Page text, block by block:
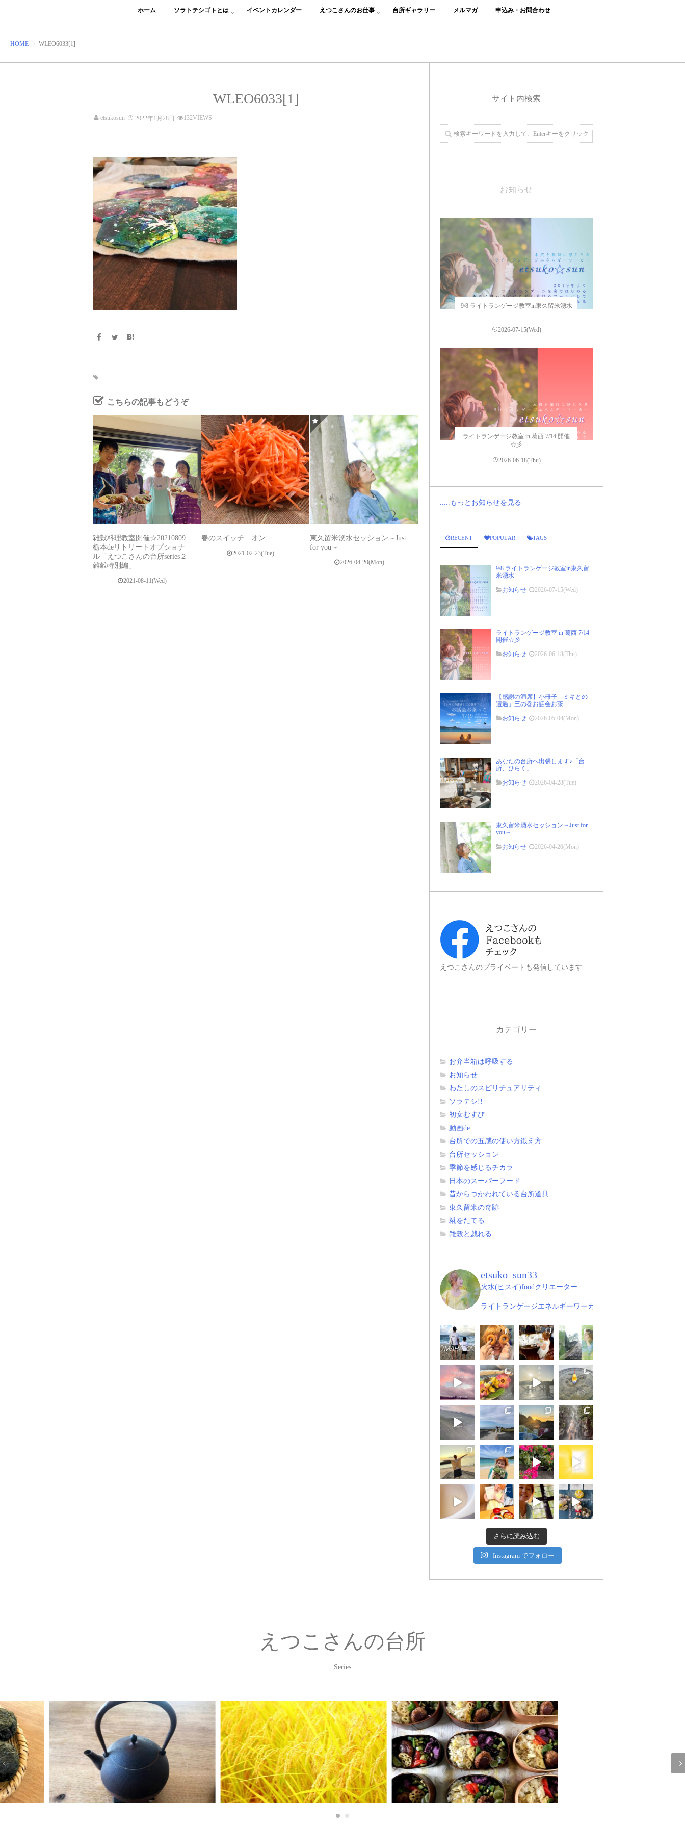
ホーム ソラトテシゴトとは イベントカレンダー えつこさんのお仕事 台所ギャラリー メルマガ 申込み・お問合わせ
HOME WLEO6033[1]
WLEO6033[1]
etsukosun 2022年1月28日 132VIEWS
こちらの記事もどうぞ
雑穀料理教室開催☆20210809
栃本deリトリートオプショナ
ル「えつこさんの台所series２
雑穀特別編」
2021-08-11(Wed)
春のスイッチ オン
2021-02-23(Tue)
東久留米湧水セッション～Just
for you～
2026-04-20(Mon)
サイト内検索
お知らせ
9/8 ライトランゲージ教室in東久留米湧水
2026-07-15(Wed)
ライトランゲージ教室 in 葛西 7/14 開催
☆彡
2026-06-18(Thu)
.....もっとお知らせを見る
RECENT POPULAR TAGS
9/8 ライトランゲージ教室in東久留
米湧水
お知らせ
2026-07-15(Wed)
ライトランゲージ教室 in 葛西 7/14
開催☆彡
お知らせ
2026-06-18(Thu)
【感謝の満席】小冊子「ミキとの
遭遇」三の巻お話会お茶...
お知らせ
2026-05-04(Mon)
あなたの台所へ出張します♪「台
所、ひらく」
お知らせ
2026-04-28(Tue)
東久留米湧水セッション～Just for
you～
お知らせ
2026-04-20(Mon)
えつこさんのプライベートも発信しています
カテゴリー
お弁当箱は呼吸する
お知らせ
わたしのスピリチュアリティ
ソラテシ!!
初女むすび
動画de
台所での五感の使い方鍛え方
台所セッション
季節を感じるチカラ
日本のスーパーフード
昔からつかわれている台所道具
東久留米の奇跡
糀をたてる
雑穀と戯れる
etsuko_sun33
火水(ヒスイ)foodクリエーター
ライトランゲージエネルギーワーカー
さらに読み込む
Instagram でフォロー
えつこさんの台所
Series